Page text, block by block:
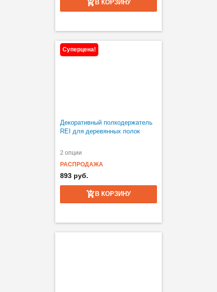
В КОРЗИНУ
Суперцена!
Декоративный полкодержатель
REI для деревянных полок
2 опции
РАСПРОДАЖА
893 руб.
В КОРЗИНУ